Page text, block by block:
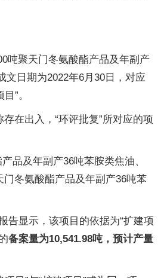
吨聚天门冬氨酸酯产品及年副产
文日期为2022年6月30日，对应
”。
在出入，“环评批复”所对应的项
品及年副产36吨苯胺类焦油、
门冬氨酸酯产品及年副产36吨苯
告显示，该项目的依据为“扩建项
备案量为10,541.98吨，预计产量